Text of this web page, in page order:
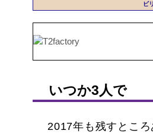
ビ
いつか3人で
2017年も残すところ